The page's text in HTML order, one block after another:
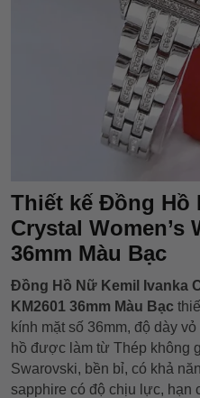
Thiết kế Đồng Hồ
Crystal Women’s
36mm Màu Bạc
Đồng Hồ Nữ Kemil Ivanka
KM2601 36mm Màu Bạc
kính mặt số 36mm, độ dày
hồ được làm từ Thép không
Swarovski, bền bỉ, có khả
sapphire có độ chịu lực, hạn